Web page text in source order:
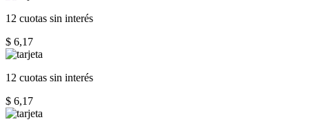
12 cuotas sin interés
$ 6,17
12 cuotas sin interés
$ 6,17